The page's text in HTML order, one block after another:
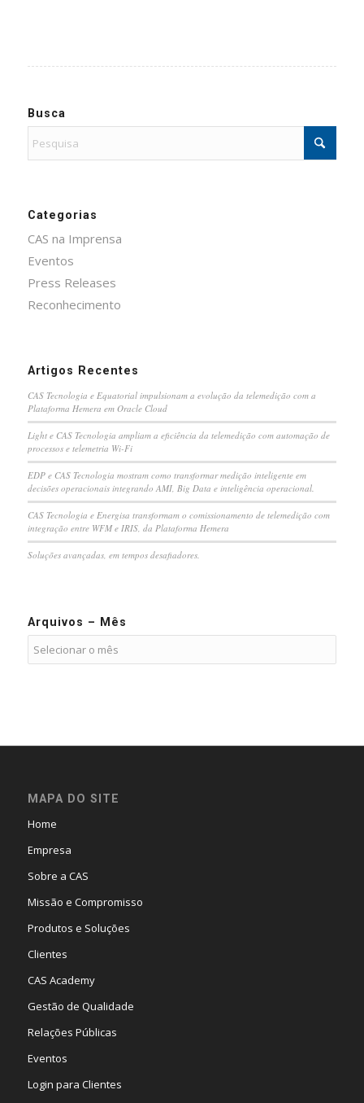
Busca
Categorias
CAS na Imprensa
Eventos
Press Releases
Reconhecimento
Artigos Recentes
CAS Tecnologia e Equatorial impulsionam a evolução da telemedição com a
Plataforma Hemera em Oracle Cloud
Light e CAS Tecnologia ampliam a eficiência da telemedição com automação de
processos e telemetria Wi-Fi
EDP e CAS Tecnologia mostram como transformar medição inteligente em
decisões operacionais integrando AMI, Big Data e inteligência operacional.
CAS Tecnologia e Energisa transformam o comissionamento de telemedição com
integração entre WFM e IRIS, da Plataforma Hemera
Soluções avançadas, em tempos desafiadores.
Arquivos – Mês
MAPA DO SITE
Home
Empresa
Sobre a CAS
Missão e Compromisso
Produtos e Soluções
Clientes
CAS Academy
Gestão de Qualidade
Relações Públicas
Eventos
Login para Clientes